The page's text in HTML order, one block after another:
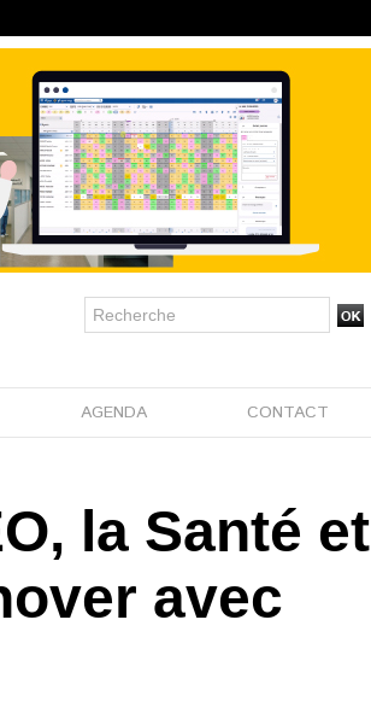
AGENDA CONTACT
la Santé et
avec